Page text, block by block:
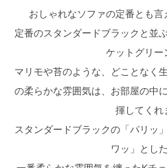
おしゃれなソファの定番とも言
定番のスタンダードブラックと並
ケットグリー
マリモや苔のような、どことなく
の柔らかな雰囲気は、お部屋の中
揮してくれ
スタンダードブラックの「パリッ
ワッ」とし